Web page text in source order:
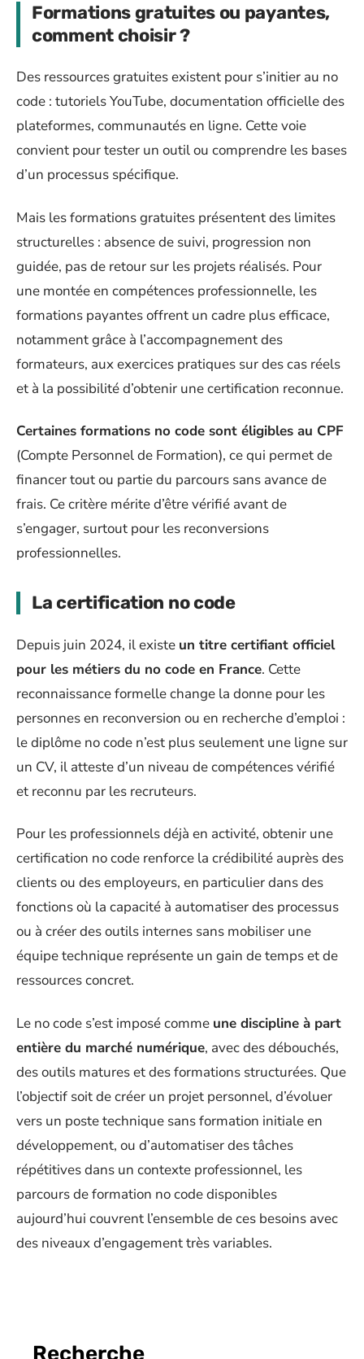
Formations gratuites ou payantes,
comment choisir ?
Des ressources gratuites existent pour s’initier au no
code : tutoriels YouTube, documentation officielle des
plateformes, communautés en ligne. Cette voie
convient pour tester un outil ou comprendre les bases
d’un processus spécifique.
Mais les formations gratuites présentent des limites
structurelles : absence de suivi, progression non
guidée, pas de retour sur les projets réalisés. Pour
une montée en compétences professionnelle, les
formations payantes offrent un cadre plus efficace,
notamment grâce à l’accompagnement des
formateurs, aux exercices pratiques sur des cas réels
et à la possibilité d’obtenir une certification reconnue.
Certaines formations no code sont éligibles au CPF
(Compte Personnel de Formation), ce qui permet de
financer tout ou partie du parcours sans avance de
frais. Ce critère mérite d’être vérifié avant de
s’engager, surtout pour les reconversions
professionnelles.
La certification no code
Depuis juin 2024, il existe un titre certifiant officiel
pour les métiers du no code en France. Cette
reconnaissance formelle change la donne pour les
personnes en reconversion ou en recherche d’emploi :
le diplôme no code n’est plus seulement une ligne sur
un CV, il atteste d’un niveau de compétences vérifié
et reconnu par les recruteurs.
Pour les professionnels déjà en activité, obtenir une
certification no code renforce la crédibilité auprès des
clients ou des employeurs, en particulier dans des
fonctions où la capacité à automatiser des processus
ou à créer des outils internes sans mobiliser une
équipe technique représente un gain de temps et de
ressources concret.
Le no code s’est imposé comme une discipline à part
entière du marché numérique, avec des débouchés,
des outils matures et des formations structurées. Que
l’objectif soit de créer un projet personnel, d’évoluer
vers un poste technique sans formation initiale en
développement, ou d’automatiser des tâches
répétitives dans un contexte professionnel, les
parcours de formation no code disponibles
aujourd’hui couvrent l’ensemble de ces besoins avec
des niveaux d’engagement très variables.
Recherche